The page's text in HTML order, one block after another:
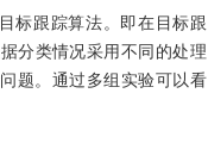
标跟踪算法。即在目标跟
分类情况采用不同的处理
题。通过多组实验可以看